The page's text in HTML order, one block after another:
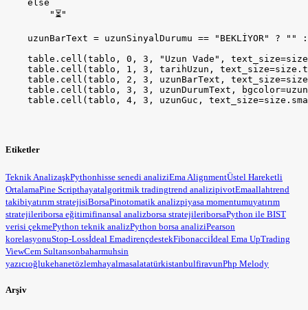
Etiketler
Teknik AnalizaşkPythonhisse senedi analiziEma AlignmentÜstel Hareketli
OrtalamaPine Scripthayatalgoritmik tradingtrend analizipivotEmaallahtrend
takibiyatırım stratejisiBorsaPinotomatik analizpiyasa momentumuyatırım
stratejileriborsa eğitimifinansal analizborsa stratejileriborsaPython ile BIST
verisi çekmePython teknik analizPython borsa analiziPearson
korelasyonuStop-Lossİdeal EmadirençdestekFibonacciİdeal Ema UpTrading
ViewCem Sultansonbaharmuhsin
yazıcıoğlukehanetözlemhayalmasalatatürkistanbulfiravunPhp Melody
Arşiv